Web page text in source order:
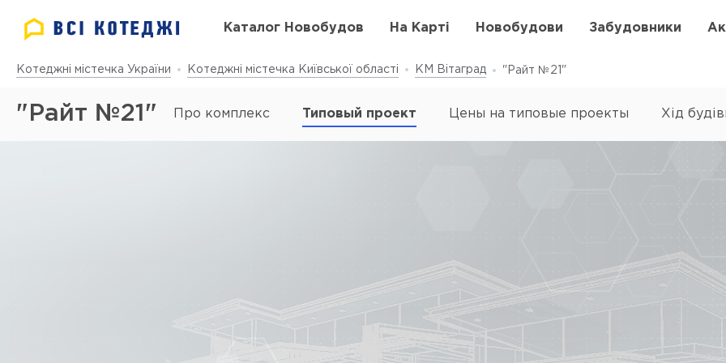
Каталог Новобудов На Карті Новобудови Забудовники
Котеджні містечка України Котеджні містечка Київської області КМ Вітаград "Райт №21"
"Райт №21" Про комплекс Типовый проект Цены на типовые проекты Хід